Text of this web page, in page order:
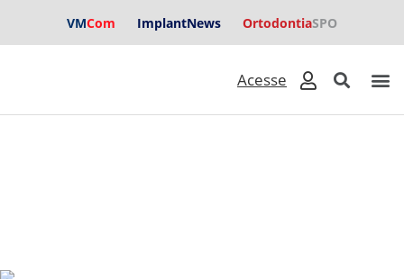
VMCom ImplantNews OrtodontiaSPO